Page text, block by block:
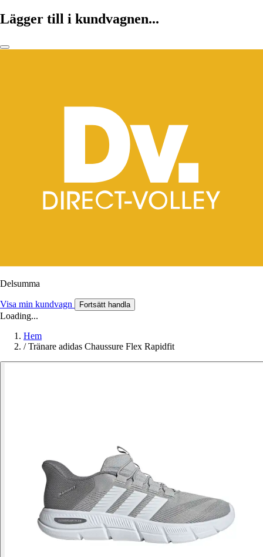
Lägger till i kundvagnen...
Delsumma
Visa min kundvagn Fortsätt handla
Loading...
Hem
/ Tränare adidas Chaussure Flex Rapidfit